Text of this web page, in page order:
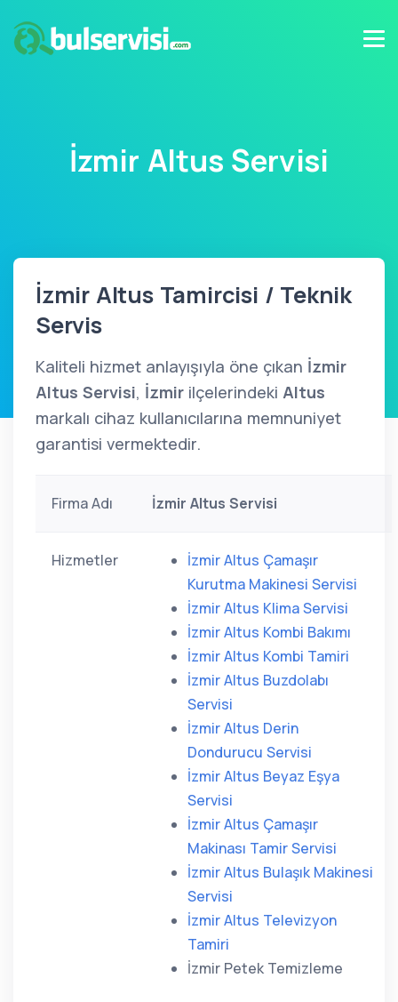
İzmir Altus Servisi
İzmir Altus Tamircisi / Teknik
Servis
Kaliteli hizmet anlayışıyla öne çıkan İzmir
Altus Servisi, İzmir ilçelerindeki Altus
markalı cihaz kullanıcılarına memnuniyet
garantisi vermektedir.
Firma Adı İzmir Altus Servisi
Hizmetler
İzmir Altus Çamaşır
Kurutma Makinesi Servisi
İzmir Altus Klima Servisi
İzmir Altus Kombi Bakımı
İzmir Altus Kombi Tamiri
İzmir Altus Buzdolabı
Servisi
İzmir Altus Derin
Dondurucu Servisi
İzmir Altus Beyaz Eşya
Servisi
İzmir Altus Çamaşır
Makinası Tamir Servisi
İzmir Altus Bulaşık Makinesi
Servisi
İzmir Altus Televizyon
Tamiri
İzmir Petek Temizleme